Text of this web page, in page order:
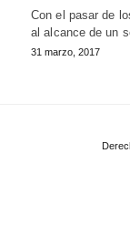
Con el pasar de
al alcance de un
31 marzo, 2017